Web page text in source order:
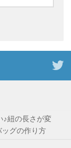
♪紐の長さが変
グの作り方